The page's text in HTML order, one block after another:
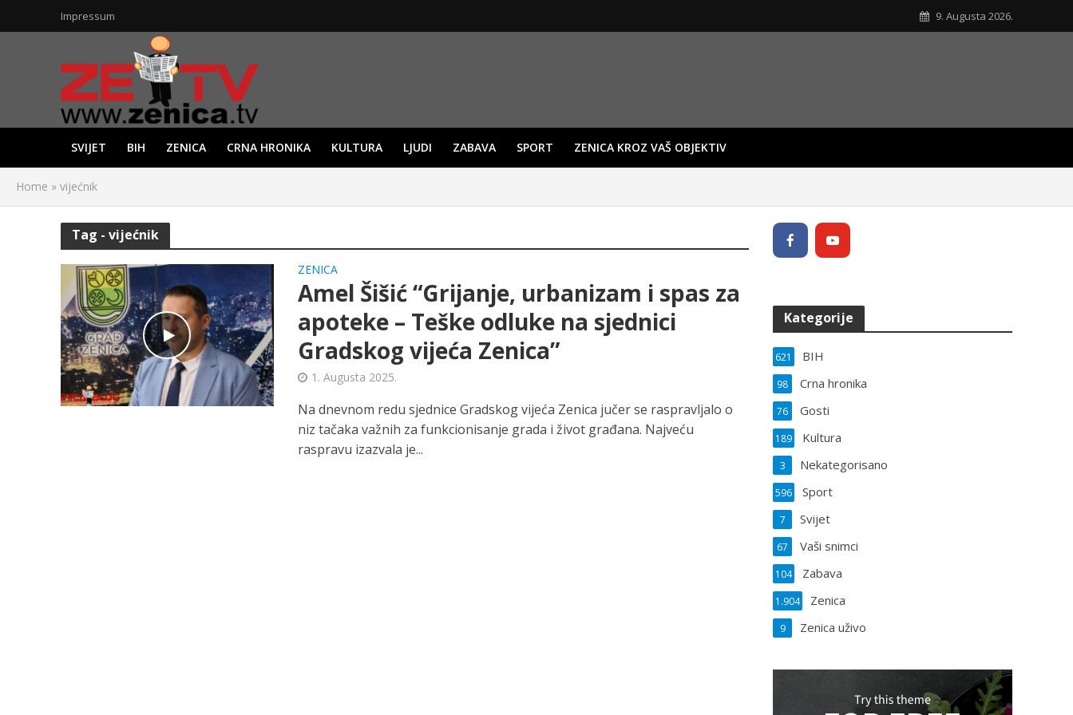
Impressum 9. Augusta 2026.
SVIJET BIH ZENICA CRNA HRONIKA KULTURA LJUDI ZABAVA SPORT ZENICA KROZ VAŠ OBJEKTIV
Home » vijećnik
Tag - vijećnik
ZENICA
Amel Šišić “Grijanje, urbanizam i spas za
apoteke – Teške odluke na sjednici
Gradskog vijeća Zenica”
1. Augusta 2025.
Na dnevnom redu sjednice Gradskog vijeća Zenica jučer se raspravljalo o
niz tačaka važnih za funkcionisanje grada i život građana. Najveću
raspravu izazvala je...
Kategorije
BIH
621
Crna hronika
98
Gosti
76
Kultura
189
Nekategorisano
3
Sport
596
Svijet
7
Vaši snimci
67
Zabava
104
Zenica
1.904
Zenica uživo
9